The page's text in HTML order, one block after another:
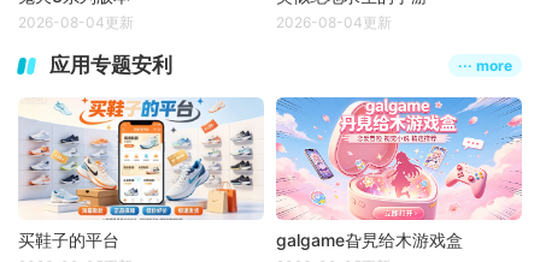
2026-08-04更新 2026-08-04更新
应用专题安利 ··· more
买鞋子的平台 galgame旮旯给木游戏盒